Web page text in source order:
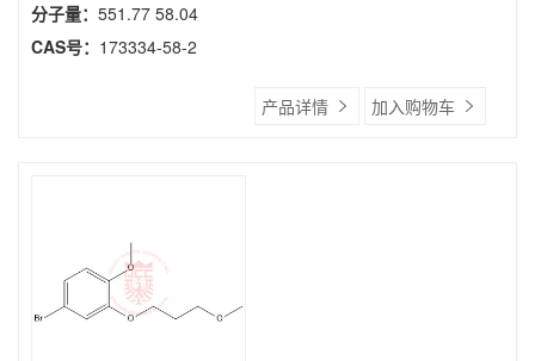
分子量： 551.77 58.04
CAS号： 173334-58-2
产品详情 加入购物车